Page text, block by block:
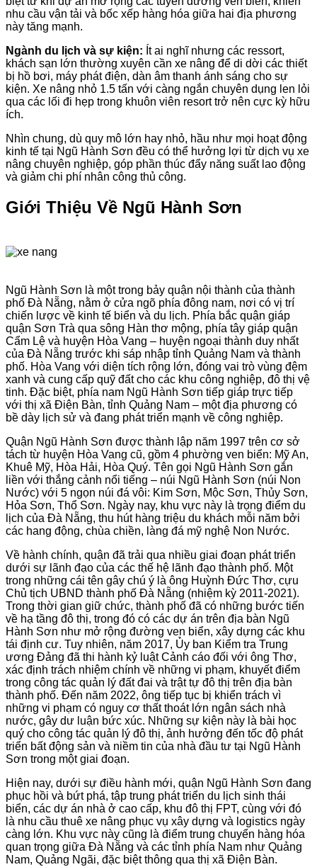
nhu cầu vận tải và bốc xếp hàng hóa giữa hai địa phương
này tăng mạnh.
Ngành du lịch và sự kiện: Ít ai nghĩ nhưng các ressort,
khách sạn lớn thường xuyên cần xe nâng để di dời các thiết
bị hồ bơi, máy phát điện, dàn âm thanh ánh sáng cho sự
kiện. Xe nâng nhỏ 1.5 tấn với càng ngắn chuyên dụng len lỏi
qua các lối đi hẹp trong khuôn viên resort trở nên cực kỳ hữu
ích.
Nhìn chung, dù quy mô lớn hay nhỏ, hầu như mọi hoạt động
kinh tế tại Ngũ Hành Sơn đều có thể hưởng lợi từ dịch vụ xe
nâng chuyên nghiệp, góp phần thúc đẩy năng suất lao động
và giảm chi phí nhân công thủ công.
Giới Thiệu Về Ngũ Hành Sơn
Ngũ Hành Sơn là một trong bảy quận nội thành của thành
phố Đà Nẵng, nằm ở cửa ngõ phía đông nam, nơi có vị trí
chiến lược về kinh tế biển và du lịch. Phía bắc quận giáp
quận Sơn Trà qua sông Hàn thơ mộng, phía tây giáp quận
Cẩm Lệ và huyện Hòa Vang – huyện ngoại thành duy nhất
của Đà Nẵng trước khi sáp nhập tỉnh Quảng Nam và thành
phố. Hòa Vang với diện tích rộng lớn, đóng vai trò vùng đệm
xanh và cung cấp quỹ đất cho các khu công nghiệp, đô thị vệ
tinh. Đặc biệt, phía nam Ngũ Hành Sơn tiếp giáp trực tiếp
với thị xã Điện Bàn, tỉnh Quảng Nam – một địa phương có
bề dày lịch sử và đang phát triển mạnh về công nghiệp.
Quận Ngũ Hành Sơn được thành lập năm 1997 trên cơ sở
tách từ huyện Hòa Vang cũ, gồm 4 phường ven biển: Mỹ An,
Khuê Mỹ, Hòa Hải, Hòa Quý. Tên gọi Ngũ Hành Sơn gắn
liền với thắng cảnh nổi tiếng – núi Ngũ Hành Sơn (núi Non
Nước) với 5 ngọn núi đá vôi: Kim Sơn, Mộc Sơn, Thủy Sơn,
Hỏa Sơn, Thổ Sơn. Ngày nay, khu vực này là trọng điểm du
lịch của Đà Nẵng, thu hút hàng triệu du khách mỗi năm bởi
các hang động, chùa chiền, làng đá mỹ nghệ Non Nước.
Về hành chính, quận đã trải qua nhiều giai đoạn phát triển
dưới sự lãnh đạo của các thế hệ lãnh đạo thành phố. Một
trong những cái tên gây chú ý là ông Huỳnh Đức Thơ, cựu
Chủ tịch UBND thành phố Đà Nẵng (nhiệm kỳ 2011-2021).
Trong thời gian giữ chức, thành phố đã có những bước tiến
về hạ tầng đô thị, trong đó có các dự án trên địa bàn Ngũ
Hành Sơn như mở rộng đường ven biển, xây dựng các khu
tái định cư. Tuy nhiên, năm 2017, Ủy ban Kiểm tra Trung
ương Đảng đã thi hành kỷ luật Cảnh cáo đối với ông Thơ,
xác định trách nhiệm chính về những vi phạm, khuyết điểm
trong công tác quản lý đất đai và trật tự đô thị trên địa bàn
thành phố. Đến năm 2022, ông tiếp tục bị khiển trách vì
những vi phạm có nguy cơ thất thoát lớn ngân sách nhà
nước, gây dư luận bức xúc. Những sự kiện này là bài học
quý cho công tác quản lý đô thị, ảnh hưởng đến tốc độ phát
triển bất động sản và niềm tin của nhà đầu tư tại Ngũ Hành
Sơn trong một giai đoạn.
Hiện nay, dưới sự điều hành mới, quận Ngũ Hành Sơn đang
phục hồi và bứt phá, tập trung phát triển du lịch sinh thái
biển, các dự án nhà ở cao cấp, khu đô thị FPT, cùng với đó
là nhu cầu thuê xe nâng phục vụ xây dựng và logistics ngày
càng lớn. Khu vực này cũng là điểm trung chuyển hàng hóa
quan trọng giữa Đà Nẵng và các tỉnh phía Nam như Quảng
Nam, Quảng Ngãi, đặc biệt thông qua thị xã Điện Bàn.